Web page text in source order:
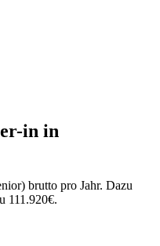
in in
brutto pro Jahr. Dazu
111.920€.